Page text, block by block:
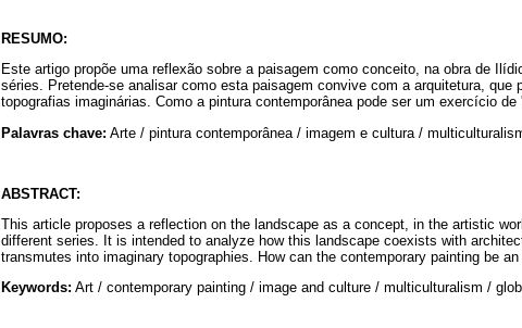
RESUMO:
Este artigo propõe uma reflexão sobre a paisagem como conceito, na obra de
séries. Pretende-se analisar como esta paisagem convive com a arquitetura, que
topografias imaginárias. Como a pintura contemporânea pode ser um exercício de
Palavras chave: Arte / pintura contemporânea / imagem e cultura /
ABSTRACT:
This article proposes a reflection on the landscape as a concept, in the artistic
different series. It is intended to analyze how this landscape coexists with
transmutes into imaginary topographies. How can the contemporary painting be
Keywords: Art / contemporary painting / image and culture / multiculturalism /